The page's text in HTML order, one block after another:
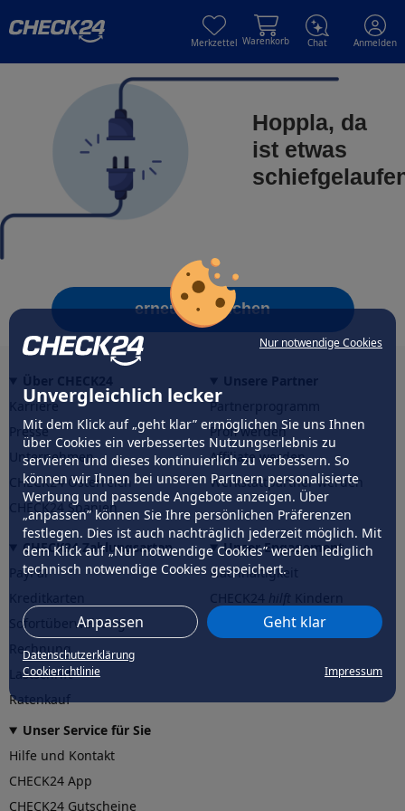
Nur notwendige Cookies
Unvergleichlich lecker
Mit dem Klick auf „geht klar” ermöglichen Sie uns Ihnen
über Cookies ein verbessertes Nutzungserlebnis zu
servieren und dieses kontinuierlich zu verbessern. So
können wir Ihnen bei unseren Partnern personalisierte
Werbung und passende Angebote anzeigen. Über
„anpassen” können Sie Ihre persönlichen Präferenzen
festlegen. Dies ist auch nachträglich jederzeit möglich. Mit
dem Klick auf „Nur notwendige Cookies” werden lediglich
technisch notwendige Cookies gespeichert.
Anpassen Geht klar
Datenschutzerklärung
Cookierichtlinie
Impressum
Merkzettel Warenkorb Chat Anmelden
Hoppla, da
ist etwas
erneut versuchen
Karriere
Presse
Unternehmen
CHECK24 Österreich
CHECK24 Spanien
Partnerprogramm
Profi werden
Affiliate werden
Werkstattpartner werden
CHECK24 Zahlungsarten
PayPal
Sofortüberweisung
Rechnung
Lastschrift
Ratenkauf
Unser Engagement
Nachhaltigkeit
CHECK24hilftder Natur
Unser Service für Sie
Hilfe und Kontakt
CHECK24 App
CHECK24 Gutscheine